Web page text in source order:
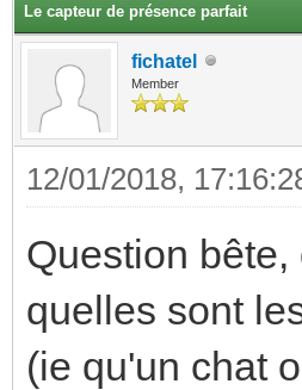
Le capteur de présence parfait
fichatel
Member
12/01/2018,
Question
quelles sont
(ie qu'un chat